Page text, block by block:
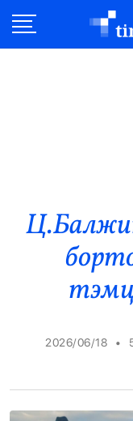
Эдийн
Эрүүл
Орон
Спорт
2026/06/18 •